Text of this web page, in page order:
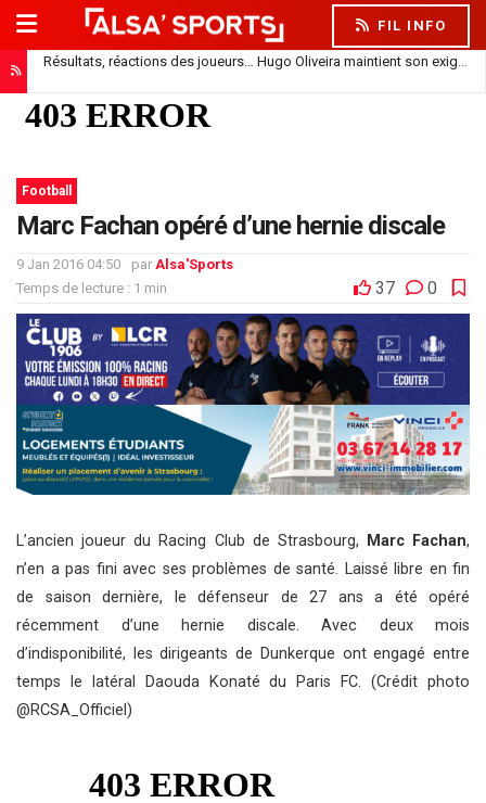
FIL INFO
Résultats, réactions des joueurs… Hugo Oliveira maintient son exigence
Doukouré absent de la feuille de match : simple repos ou départ imminent ?
Football
Marc Fachan opéré d’une hernie discale
9 Jan 2016 04:50 par Alsa'Sports
Temps de lecture : 1 min
37 0
L’ancien joueur du Racing Club de Strasbourg, Marc Fachan,
n’en a pas fini avec ses problèmes de santé. Laissé libre en fin
de saison dernière, le défenseur de 27 ans a été opéré
récemment d’une hernie discale. Avec deux mois
d’indisponibilité, les dirigeants de Dunkerque ont engagé entre
temps le latéral Daouda Konaté du Paris FC. (Crédit photo
@RCSA_Officiel)